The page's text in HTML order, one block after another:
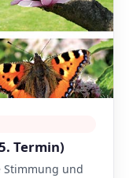
Termin)
Stimmung und